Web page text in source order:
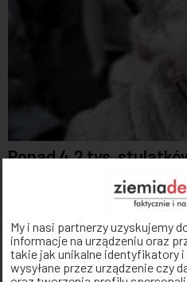
Ponad 4,2 tys.
świadczenie honorowe
stulatków mieszka na
My i nasi partnerzy uzyskujemy
informacje na urządzeniu oraz
takie jak unikalne identyfikatory
wysyłane przez urządzenie czy